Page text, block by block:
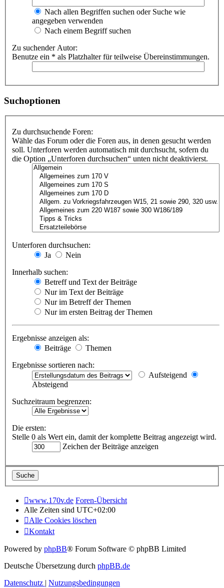
Nach allen Begriffen suchen oder Suche wie
angegeben verwenden
Nach einem Begriff suchen
Zu suchender Autor:
Benutze ein * als Platzhalter für teilweise Übereinstimmungen.
Suchoptionen
Zu durchsuchende Foren:
Wähle das Forum oder die Foren aus, in denen gesucht werden
soll. Unterforen werden automatisch mit durchsucht, sofern du
die Option „Unterforen durchsuchen“ unten nicht deaktivierst.
Unterforen durchsuchen:
Ja
Nein
Innerhalb suchen:
Betreff und Text der Beiträge
Nur im Text der Beiträge
Nur im Betreff der Themen
Nur im ersten Beitrag der Themen
Ergebnisse anzeigen als:
Beiträge
Themen
Ergebnisse sortieren nach:
Aufsteigend
Absteigend
Suchzeitraum begrenzen:
Die ersten:
Stelle 0 als Wert ein, damit der komplette Beitrag angezeigt wird.
Zeichen der Beiträge anzeigen
www.170v.de Foren-Übersicht
Alle Zeiten sind UTC+02:00
Alle Cookies löschen
Kontakt
Powered by phpBB® Forum Software © phpBB Limited
Deutsche Übersetzung durch phpBB.de
Datenschutz | Nutzungsbedingungen